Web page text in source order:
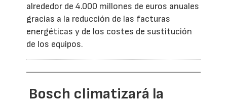
alrededor de 4.000 millones de euros anuales
gracias a la reducción de las facturas
energéticas y de los costes de sustitución
de los equipos.
Bosch climatizará la